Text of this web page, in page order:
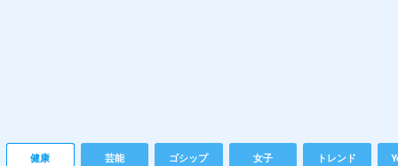
健康 芸能 ゴシップ 女子 トレンド